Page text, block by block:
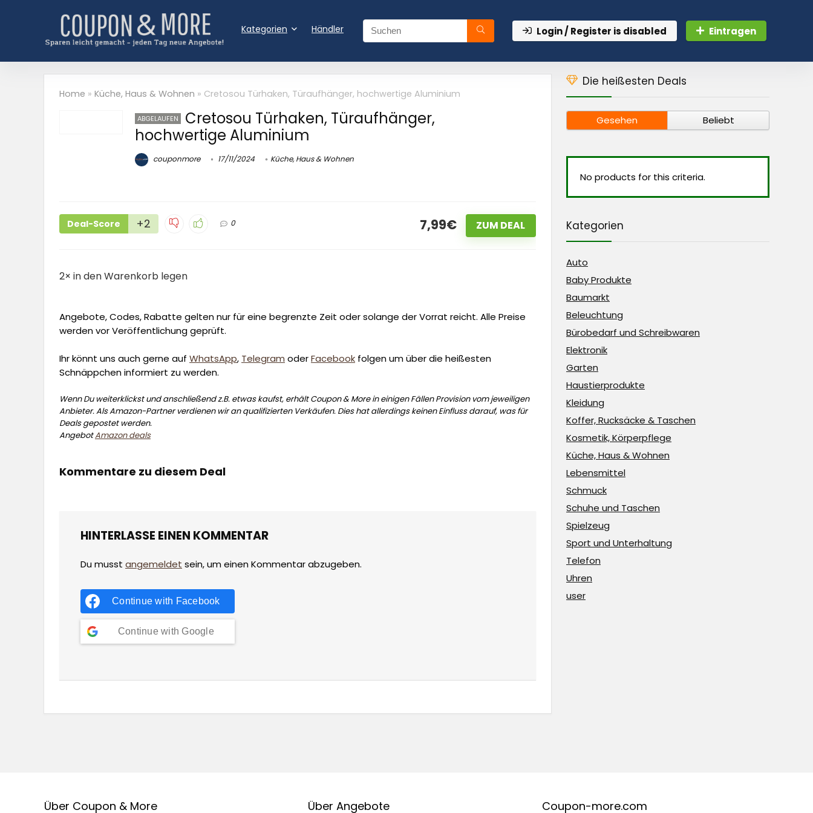
Kategorien Händler Login / Register is disabled Eintragen
Home » Küche, Haus & Wohnen » Cretosou Türhaken, Türaufhänger, hochwertige Aluminium
ABGELAUFEN
Cretosou Türhaken, Türaufhänger,
hochwertige Aluminium
couponmore 17/11/2024 Küche, Haus & Wohnen
Deal-Score +2 0 7,99€ ZUM DEAL
2× in den Warenkorb legen
Angebote, Codes, Rabatte gelten nur für eine begrenzte Zeit oder solange der Vorrat reicht. Alle Preise
werden vor Veröffentlichung geprüft.
Ihr könnt uns auch gerne auf WhatsApp, Telegram oderFacebook folgen um über die heißesten
Schnäppchen informiert zu werden.
Wenn Du weiterklickst und anschließend z.B. etwas kaufst, erhält Coupon & More in einigen Fällen Provision vom jeweiligen
Anbieter. Als Amazon-Partner verdienen wir an qualifizierten Verkäufen. Dies hat allerdings keinen Einfluss darauf, was für
Deals gepostet werden.
AngebotAmazon deals
Kommentare zu diesem Deal
HINTERLASSE EINEN KOMMENTAR
Du musst angemeldet sein, um einen Kommentar abzugeben.
Continue with Facebook
Continue with Google
Die heißesten Deals
Gesehen Beliebt
No products for this criteria.
Kategorien
Auto
Baby Produkte
Baumarkt
Beleuchtung
Bürobedarf und Schreibwaren
Elektronik
Garten
Haustierprodukte
Kleidung
Koffer, Rucksäcke & Taschen
Kosmetik, Körperpflege
Küche, Haus & Wohnen
Lebensmittel
Schmuck
Schuhe und Taschen
Spielzeug
Sport und Unterhaltung
Telefon
Uhren
user
Über Coupon & More Über Angebote Coupon-more.com